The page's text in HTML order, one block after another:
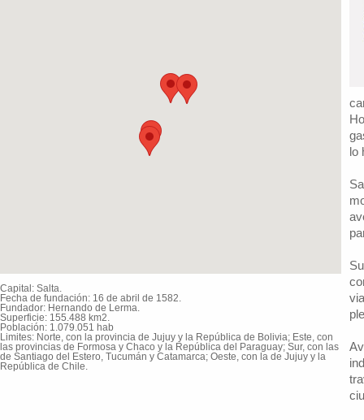
Capital: Salta.
Fecha de fundación: 16 de abril de 1582.
Fundador: Hernando de Lerma.
Superficie: 155.488 km2.
Población: 1.079.051 hab
Limites: Norte, con la provincia de Jujuy y la República de Bolivia; Este, con
las provincias de Formosa y Chaco y la República del Paraguay; Sur, con las
de Santiago del Estero, Tucumán y Catamarca; Oeste, con la de Jujuy y la
República de Chile.
lo